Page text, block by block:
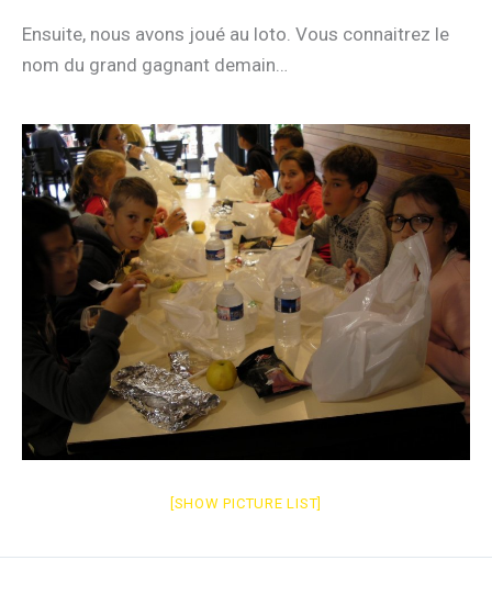
Ensuite, nous avons joué au loto. Vous connaitrez le
nom du grand gagnant demain…
[SHOW PICTURE LIST]